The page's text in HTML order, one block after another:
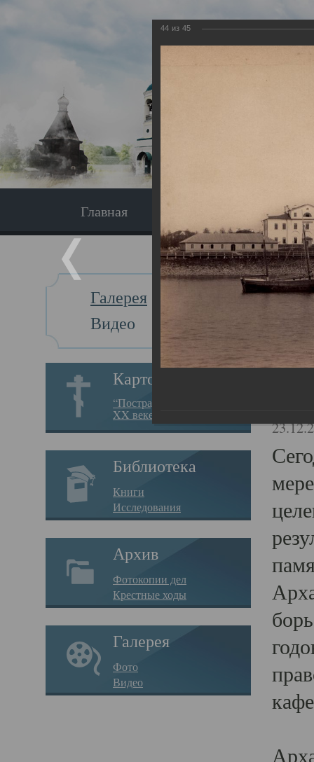
Главная
Галерея
Видео
Картотека
“Пострадавшие за веру в
XX веке на Севере”
Библиотека
Книги
Исследования
Архив
Фотокопии дел
Крестные ходы
Галерея
Фото
Видео
Главная
44 из 45